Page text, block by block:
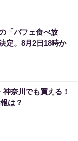
「パフェ食べ放
定。8月2日18時か
奈川でも買える！
は？